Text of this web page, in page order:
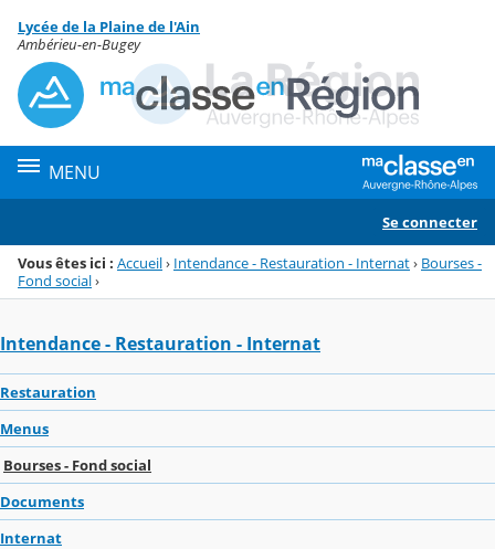
Menu de la rubrique
Contenu
Lycée de la Plaine de l'Ain
Ambérieu-en-Bugey
MENU
Se connecter
Vous êtes ici : Accueil› Intendance - Restauration - Internat› Bourses -
Fond social›
Intendance - Restauration - Internat
Restauration
Menus
Bourses - Fond social
Documents
Internat